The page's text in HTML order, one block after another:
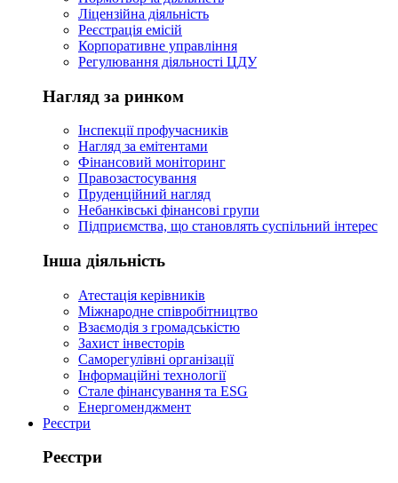
Ліцензійна діяльність
Реєстрація емісій
Корпоративне управління
Регулювання діяльності ЦДУ
Нагляд за ринком
Інспекції профучасників
Нагляд за емітентами
Фінансовий моніторинг
Правозастосування
Пруденційний нагляд
Небанківські фінансові групи
Підприємства, що становлять суспільний інтерес
Інша діяльність
Атестація керівників
Міжнародне співробітництво
Взаємодія з громадськістю
Захист інвесторів
Саморегулівні організації
Інформаційні технології
Стале фінансування та ESG
Енергоменджмент
Реєстри
Реєстри